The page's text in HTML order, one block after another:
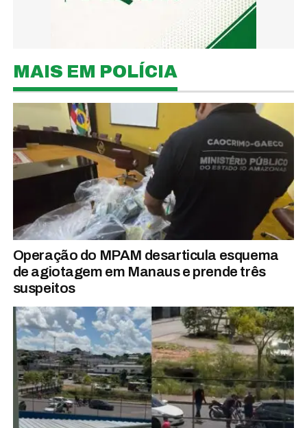
MAIS EM POLÍCIA
Operação do MPAM desarticula esquema
de agiotagem em Manaus e prende três
suspeitos